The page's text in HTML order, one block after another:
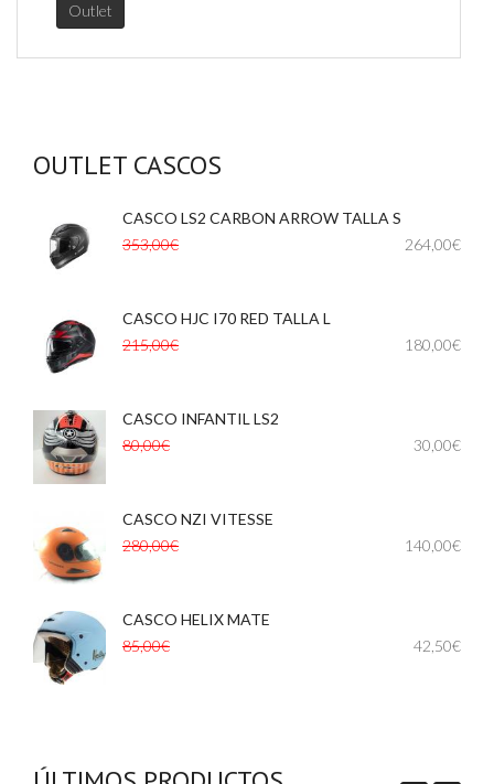
Outlet
OUTLET CASCOS
CASCO LS2 CARBON ARROW TALLA S
353,00€
264,00€
CASCO HJC I70 RED TALLA L
215,00€
180,00€
CASCO INFANTIL LS2
80,00€
30,00€
CASCO NZI VITESSE
280,00€
140,00€
CASCO HELIX MATE
85,00€
42,50€